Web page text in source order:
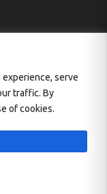
serve
traffic. By
of cookies.